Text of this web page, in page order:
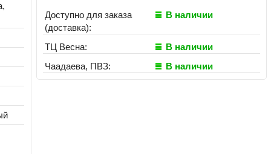
Доступно для заказа
(доставка):
В наличии
ТЦ Весна:
В наличии
Чаадаева, ПВЗ:
В наличии